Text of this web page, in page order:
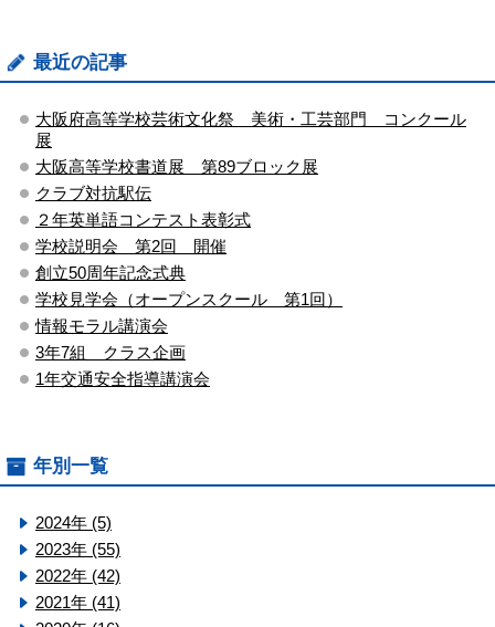
最近の記事
大阪府高等学校芸術文化祭 美術・工芸部門 コンクール
展
大阪高等学校書道展 第89ブロック展
クラブ対抗駅伝
２年英単語コンテスト表彰式
学校説明会 第2回 開催
創立50周年記念式典
学校見学会（オープンスクール 第1回）
情報モラル講演会
3年7組 クラス企画
1年交通安全指導講演会
年別一覧
2024年 (5)
2023年 (55)
2022年 (42)
2021年 (41)